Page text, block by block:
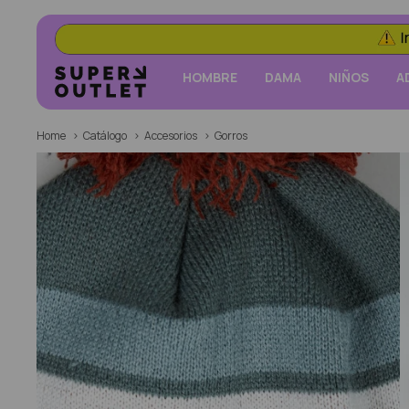
HOMBRE DAMA NIÑOS
Home Catálogo Accesorios Gorros